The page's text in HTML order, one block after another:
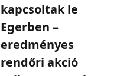
kapcsoltak le
Egerben –
eredményes
rendőri akció